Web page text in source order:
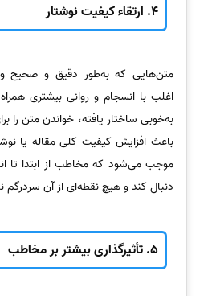
4. ارتقاء کیفیت نوشتار
متن‌هایی که به‌طور دقیق و صحیح
اغلب با انسجام و روانی بیشتری
به‌خوبی ساختار یافته، خواندن متن را
باعث افزایش کیفیت کلی مقاله یا
موجب می‌شود که مخاطب از ابتدا تا
دنبال کند و هیچ نقطه‌ای از آن سردرگم
5. تأثیرگذاری بیشتر بر مخاطب